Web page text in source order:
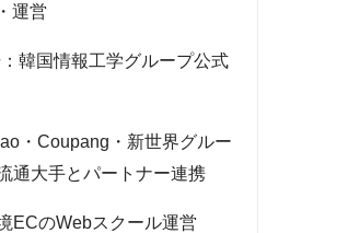
運営
韓国情報工学グループ公式
・Coupang・新世界グルー
通大手とパートナー連携
ECのWebスクール運営